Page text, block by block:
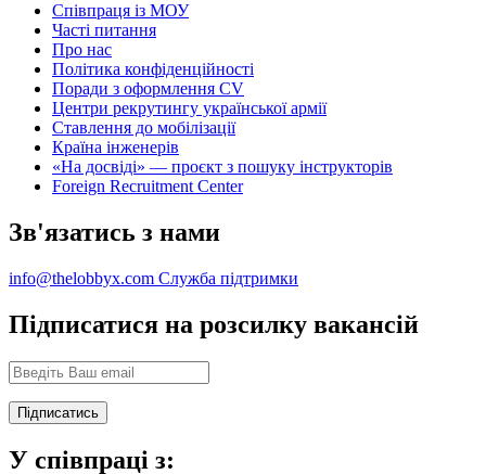
Співпраця із МОУ
Часті питання
Про нас
Політика конфіденційності
Поради з оформлення CV
Центри рекрутингу української армії
Ставлення до мобілізації
Країна інженерів
«На досвіді» — проєкт з пошуку інструкторів
Foreign Recruitment Center
Зв'язатись з нами
info@thelobbyx.com Служба підтримки
Підписатися на розсилку вакансій
У співпраці з: